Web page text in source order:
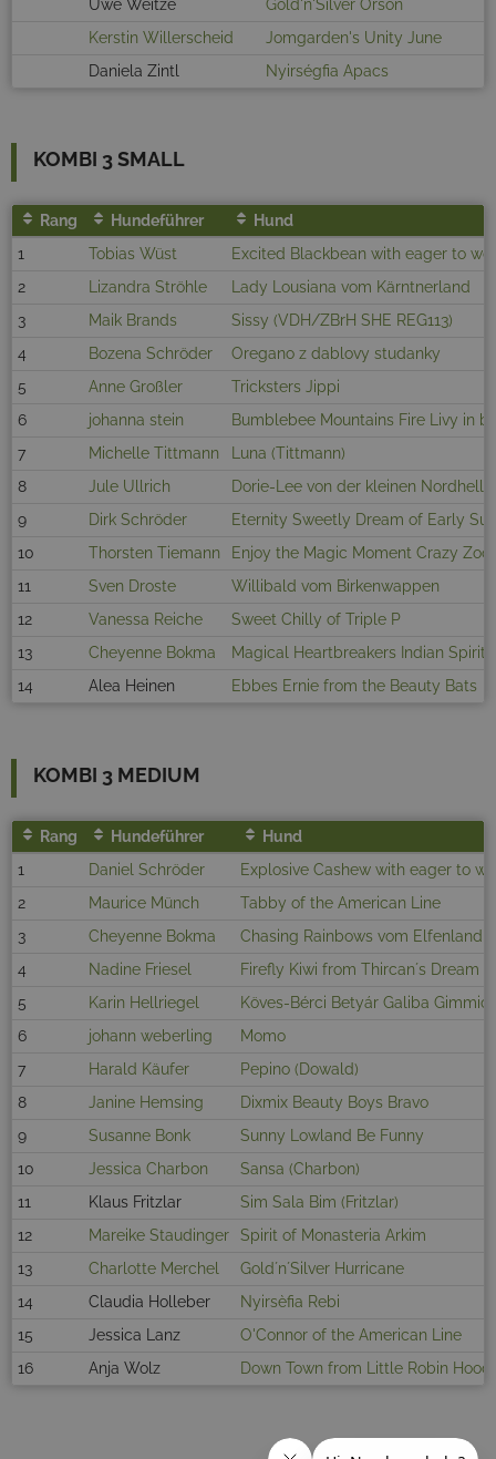
Uwe Weitze
Gold'n'Silver Orson
Kerstin Willerscheid
Jomgarden's Unity June
Daniela Zintl
Nyirségfia Apacs
KOMBI 3 SMALL
Rang Hundeführer
Hund
1
Tobias Wüst
Excited Blackbean with eager to
2
Lizandra Ströhle
Lady Lousiana vom Kärntnerland
3
Maik Brands
Sissy (VDH/ZBrH SHE REG113)
4
Bozena Schröder
Oregano z dablovy studanky
5
Anne Großler
Tricksters Jippi
6
johanna stein
Bumblebee Mountains Fire Livy in
7
Michelle Tittmann
Luna (Tittmann)
8
Jule Ullrich
Dorie-Lee von der kleinen Nordhelle
9
Dirk Schröder
Eternity Sweetly Dream of Early
10
Thorsten Tiemann
Enjoy the Magic Moment Crazy
11
Sven Droste
Willibald vom Birkenwappen
12
Vanessa Reiche
Sweet Chilly of Triple P
13
Cheyenne Bokma
Magical Heartbreakers Indian Spirit
14
Alea Heinen Ebbes Ernie from the Beauty Bats
KOMBI 3 MEDIUM
Rang Hundeführer
Hund
1
Daniel Schröder
Explosive Cashew with eager to
2
Maurice Münch
Tabby of the American Line
3
Cheyenne Bokma
Chasing Rainbows vom Elfenland
4
Nadine Friesel
Firefly Kiwi from Thircan´s Dream
5
Karin Hellriegel
Köves-Bérci Betyár Galiba Gimmick
6
johann weberling
Momo
7
Harald Käufer
Pepino (Dowald)
8
Janine Hemsing
Dixmix Beauty Boys Bravo
9
Susanne Bonk
Sunny Lowland Be Funny
10
Jessica Charbon
Sansa (Charbon)
11
Klaus Fritzlar
Sim Sala Bim (Fritzlar)
12
Mareike Staudinger
Spirit of Monasteria Arkim
13
Charlotte Merchel
Gold´n´Silver Hurricane
14
Claudia Holleber
Nyirsèfia Rebi
15
Jessica Lanz
O'Connor of the American Line
16
Anja Wolz Down Town from Little Robin Hood